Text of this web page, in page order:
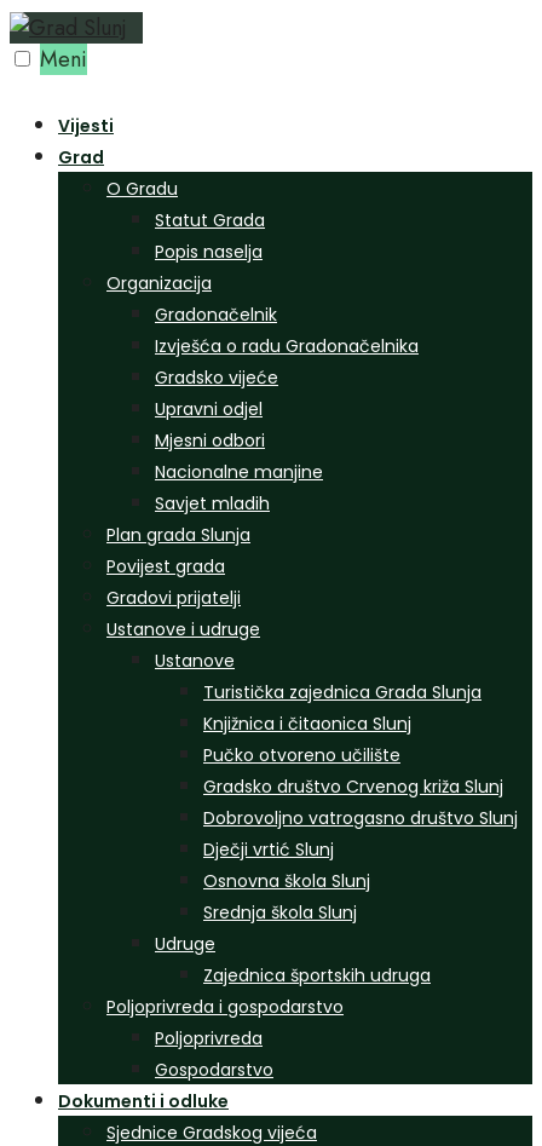
Preskoči
na Meni
Vijesti
Grad
O Gradu
Statut Grada
Popis naselja
Organizacija
Gradonačelnik
Izvješća o radu Gradonačelnika
Gradsko vijeće
Upravni odjel
Mjesni odbori
Nacionalne manjine
Savjet mladih
Plan grada Slunja
Povijest grada
Gradovi prijatelji
Ustanove i udruge
Ustanove
Turistička zajednica Grada Slunja
Knjižnica i čitaonica Slunj
Pučko otvoreno učilište
Gradsko društvo Crvenog križa Slunj
Dobrovoljno vatrogasno društvo Slunj
Dječji vrtić Slunj
Osnovna škola Slunj
Srednja škola Slunj
Udruge
Zajednica športskih udruga
Poljoprivreda i gospodarstvo
Poljoprivreda
Gospodarstvo
Dokumenti i odluke
Sjednice Gradskog vijeća